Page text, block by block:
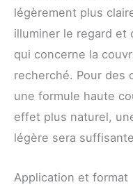
légèrement plus
illuminer le regard et
qui concerne la
recherché. Pour des
une formule haute
effet plus naturel,
légère sera
Application et format